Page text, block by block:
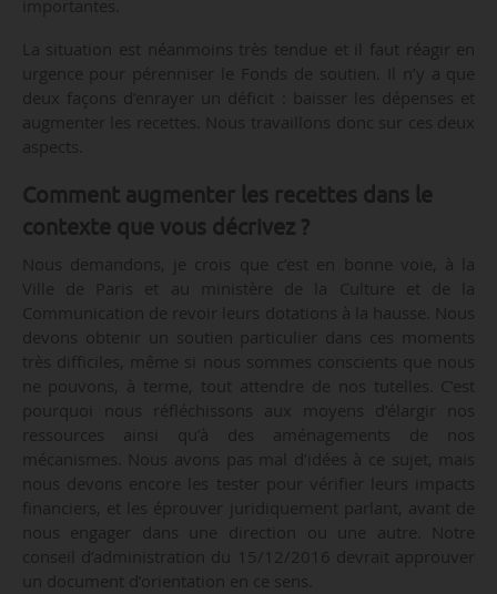
importantes.
La situation est néanmoins très tendue et il faut réagir en
urgence pour pérenniser le Fonds de soutien. Il n’y a que
deux façons d’enrayer un déficit : baisser les dépenses et
augmenter les recettes. Nous travaillons donc sur ces deux
aspects.
Comment augmenter les recettes dans le
contexte que vous décrivez ?
Nous demandons, je crois que c’est en bonne voie, à la
Ville de Paris et au ministère de la Culture et de la
Communication de revoir leurs dotations à la hausse. Nous
devons obtenir un soutien particulier dans ces moments
très difficiles, même si nous sommes conscients que nous
ne pouvons, à terme, tout attendre de nos tutelles. C’est
pourquoi nous réfléchissons aux moyens d’élargir nos
ressources ainsi qu’à des aménagements de nos
mécanismes. Nous avons pas mal d’idées à ce sujet, mais
nous devons encore les tester pour vérifier leurs impacts
financiers, et les éprouver juridiquement parlant, avant de
nous engager dans une direction ou une autre. Notre
conseil d’administration du 15/12/2016 devrait approuver
un document d’orientation en ce sens.